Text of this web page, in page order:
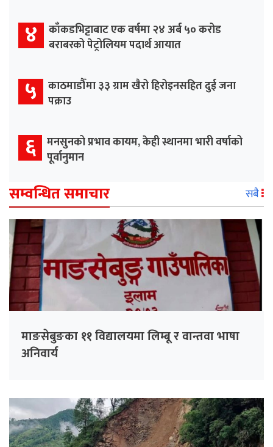
४ काँकडभिट्टाबाट एक वर्षमा २४ अर्ब ५० करोड
बराबरको पेट्रोलियम पदार्थ आयात
५ काठमाडौँमा ३३ ग्राम खैरो हिरोइनसहित दुई जना
पक्राउ
६ मनसुनको प्रभाव कायम, केही स्थानमा भारी वर्षाको
पूर्वानुमान
सम्वन्धित समाचार सबै
माङसेबुङका ११ विद्यालयमा लिम्बू र वान्तवा भाषा
अनिवार्य